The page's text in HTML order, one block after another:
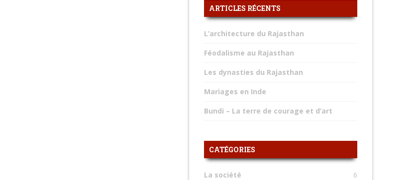
ARTICLES RÉCENTS
L’architecture du Rajasthan
Féodalisme au Rajasthan
Les dynasties du Rajasthan
Mariages en Inde
Bundi – La terre de courage et d’art
CATÉGORIES
La société 6